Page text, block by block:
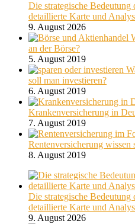
Die strategische
detaillierte Karte und
9. August 2026
an der Börse?
5. August 2019
soll man investieren?
6. August 2019
Krankenversicherung in
7. August 2019
Rentenversicherung wissen
8. August 2019
Die strategische
detaillierte Karte und
9. August 2026